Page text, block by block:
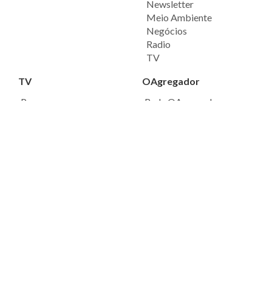
Newsletter
Meio Ambiente
Negócios
Radio
TV
TV
Programas
OAgregador
Rede OAgregador